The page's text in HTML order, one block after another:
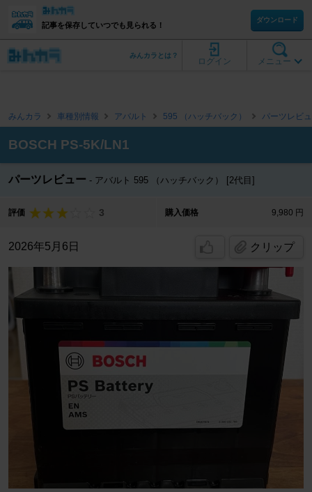
記事を保存していつでも見られる！
ダウンロード
メニュー
ログイン
みんカラとは？
みんカラ 車種別情報 アバルト 595 （ハッチバック） パーツレビ
BOSCH PS-5K/LN1
パーツレビュー アバルト 595 （ハッチバック） [2代目]
評価 3 購入価格 9,980 円
2026年5月6日 クリップ